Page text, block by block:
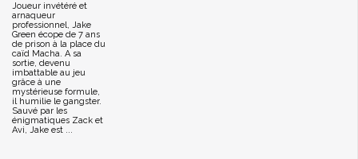
Joueur invétéré et
arnaqueur
professionnel, Jake
Green écope de 7 ans
de prison à la place du
caïd Macha. A sa
sortie, devenu
imbattable au jeu
grâce à une
mystérieuse formule,
il humilie le gangster.
Sauvé par les
énigmatiques Zack et
Avi, Jake est ...